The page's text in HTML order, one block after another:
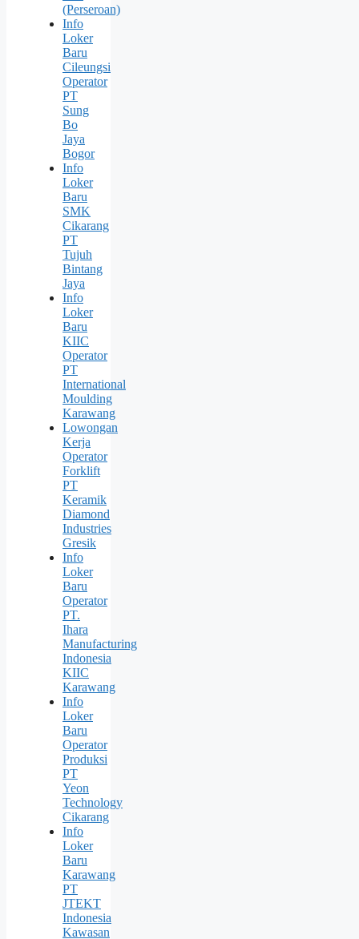
(Perseroan)
Info
Loker
Baru
Cileungsi
Operator
PT
Sung
Bо
Jaya
Bogor
Info
Loker
Baru
SMK
Cikarang
PT
Tujuh
Bintang
Jaya
Info
Loker
Baru
KIIC
Operator
PT
International
Moulding
Karawang
Lowongan
Kerja
Operator
Forklift
PT
Keramik
Diamond
Industries
Gresik
Info
Loker
Baru
Operator
PT.
Ihara
Manufacturing
Indonesia
KIIC
Karawang
Info
Loker
Baru
Operator
Produksi
PT
Yeon
Technology
Cikarang
Info
Loker
Baru
Karawang
PT
JTEKT
Indonesia
Kawasan